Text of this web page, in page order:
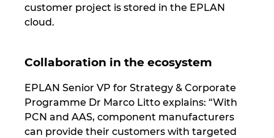
customer project is stored in the EPLAN
cloud.
Collaboration in the ecosystem
EPLAN Senior VP for Strategy & Corporate
Programme Dr Marco Litto explains: “With
PCN and AAS, component manufacturers
can provide their customers with targeted